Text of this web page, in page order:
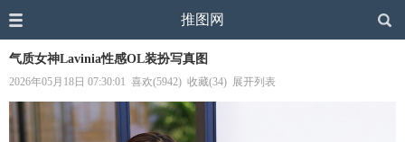
推图网
气质女神Lavinia性感OL装扮写真图
2026年05月18日 07:30:01 喜欢(5942) 收藏(34) 展开列表